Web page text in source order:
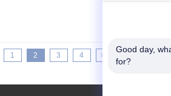
1 2 3 4 >>
Good day,
for?